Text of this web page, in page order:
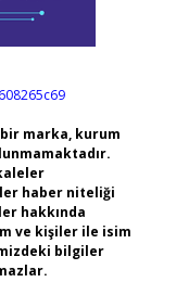
marka, kurum
haber niteliği
hakkında
ve kişiler ile isim
bilgiler